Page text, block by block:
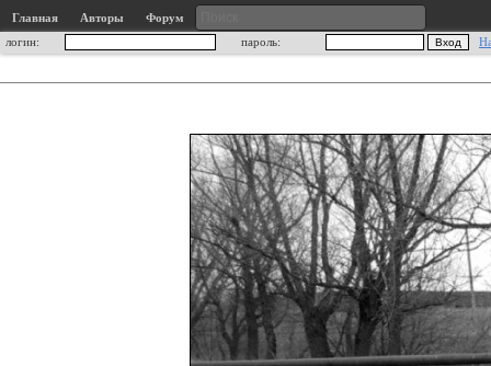
Главная Авторы
Форум
логин:
пароль: